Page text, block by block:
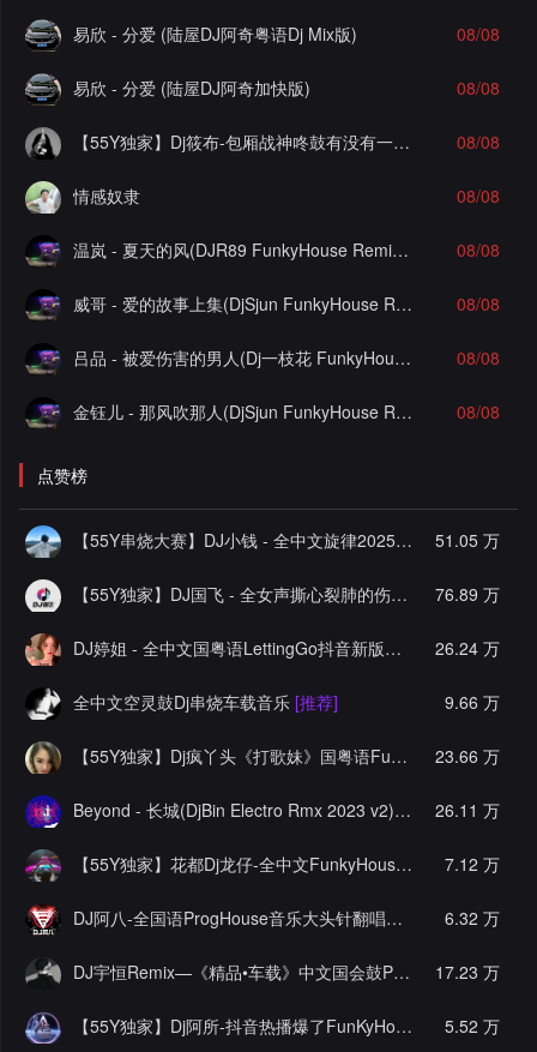
易欣 - 分爱 (陆屋DJ阿奇粤语Dj Mix版) 08/08
易欣 - 分爱 (陆屋DJ阿奇加快版) 08/08
【55Y独家】Dj筱布-包厢战神咚鼓有没有一首歌让你想起我FunkyHouse串烧 08/08
情感奴隶 08/08
温岚 - 夏天的风(DJR89 FunkyHouse Remix)Q鼓-DJ文少Edit 08/08
威哥 - 爱的故事上集(DjSjun FunkyHouse Remix)Q鼓-DJ文少Edit 08/08
吕品 - 被爱伤害的男人(Dj一枝花 FunkyHouse Remix)空灵鼓-DJ文少Edit 08/08
金钰儿 - 那风吹那人(DjSjun FunkyHouse Remix)Q鼓-DJ文少Edit 08/08
点赞榜
【55Y串烧大赛】DJ小钱 - 全中文旋律2025抖音热播精选串烧 51.05 万
【55Y独家】DJ国飞 - 全女声撕心裂肺的伤感情歌精选集-HiFi高清立体声车载连版大碟 76.89 万
DJ婷姐 - 全中文国粤语LettingGo抖音新版慢摇串烧 [推荐]
26.24 万
全中文空灵鼓Dj串烧车载音乐 [推荐] 9.66 万
【55Y独家】Dj疯丫头《打歌妹》国粤语Funk音乐抖音热播55Y车载串烧 23.66 万
Beyond - 长城(DjBin Electro Rmx 2023 v2)[热门]26.11 万
【55Y独家】花都Dj龙仔-全中文FunkyHouse音乐近期网络流行热播慢摇串烧 7.12 万
DJ阿八-全国语ProgHouse音乐大头针翻唱抖音热播专辑串烧 6.32 万
DJ宇恒Remix—《精品•车载》中文国会鼓ProgHouse [推荐]
17.23 万
【55Y独家】Dj阿所-抖音热播爆了FunKyHouse中英文串烧 5.52 万